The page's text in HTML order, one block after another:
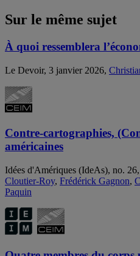
Sur le même sujet
À quoi ressemblera
Le Devoir, 3 janvier 2026,
Contre-cartographies,
américaines
Idées d'Amériques (IdeAs), no.
Cloutier-Roy, Frédérick Gagnon,
Paquin